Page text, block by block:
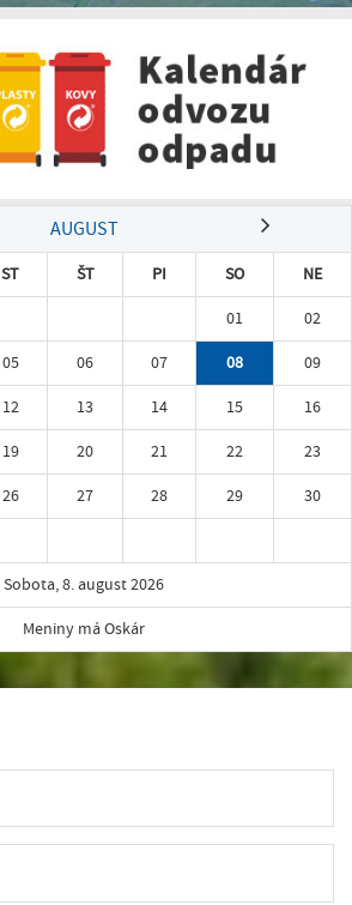
AUGUST
ST ŠT PI SO
NE
01
02
05 06 07 08
09
12 13 14 15
16
19 20 21 22
23
26 27 28 29
30
Sobota, 8. august 2026
Meniny má Oskár